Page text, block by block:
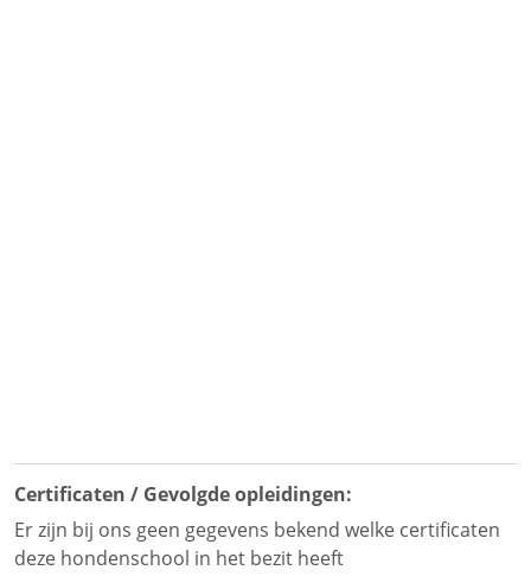
Certificaten / Gevolgde opleidingen:
Er zijn bij ons geen gegevens bekend welke certificaten
deze hondenschool in het bezit heeft